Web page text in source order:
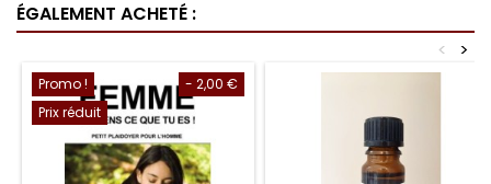
ÉGALEMENT ACHETÉ :
>
<
- 2,00 €
Promo !
Prix réduit